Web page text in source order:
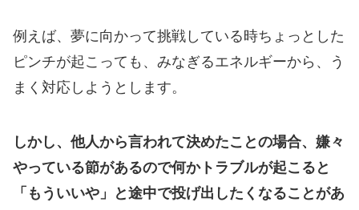
例えば、夢に向かって挑戦している時ちょっとした
ピンチが起こっても、みなぎるエネルギーから、う
まく対応しようとします。
しかし、他人から言われて決めたことの場合、嫌々
やっている節があるので何かトラブルが起こると
「もういいや」と途中で投げ出したくなることがあ